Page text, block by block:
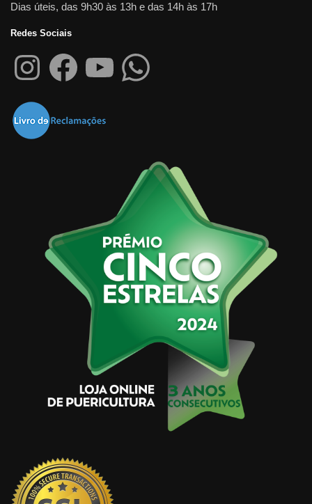
Dias úteis, das 9h30 às 13h e das 14h às 17h
Redes Sociais